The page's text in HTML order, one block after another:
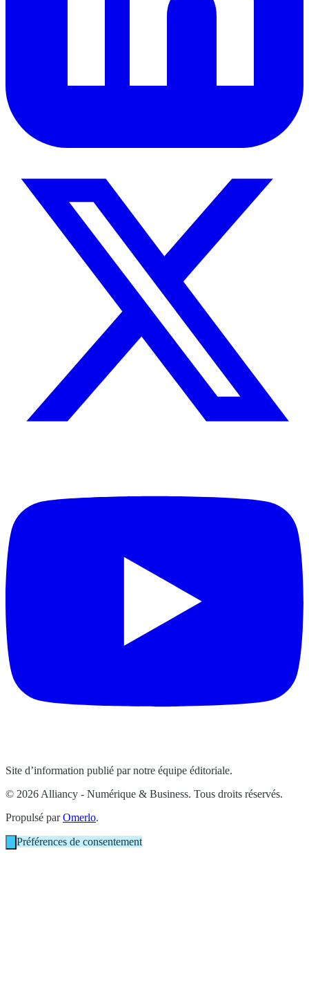
Site d’information publié par notre équipe éditoriale.
© 2026 Alliancy - Numérique & Business. Tous droits réservés.
Propulsé parOmerlo.
Préférences de consentement